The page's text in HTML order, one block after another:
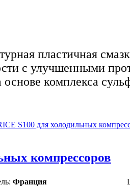
пластичная
с улучшенными
основе комплекса
компрессоров
Франция